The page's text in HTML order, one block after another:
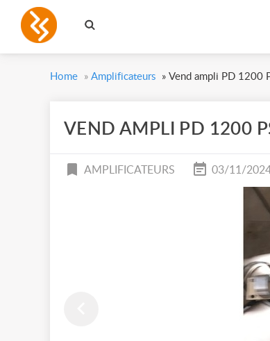
Home » Amplificateurs » Vend ampli PD 1200
VEND AMPLI PD 1200
AMPLIFICATEURS 03/11/